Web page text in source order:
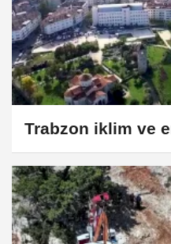
Trabzon iklim ve